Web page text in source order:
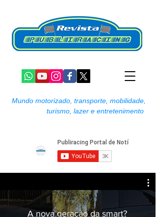
Mundo motorizado, transporte, mobilidade,
turismo, lazer e entretenimento
A nova geração da smart?